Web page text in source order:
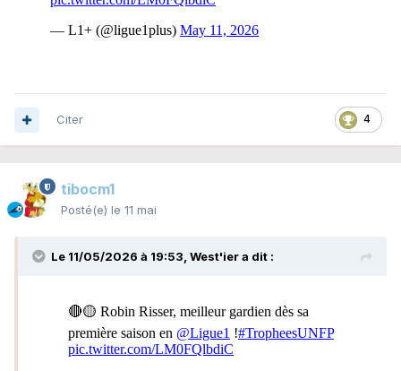
4
Citer
tibocm1
Posté(e) le 11 mai
Le 11/05/2026 à 19:53, West'iera dit :